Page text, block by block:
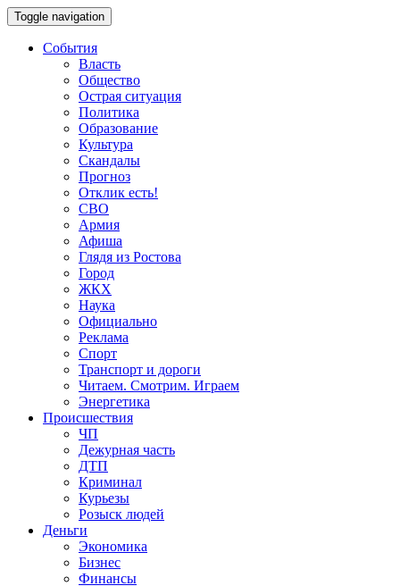
Toggle navigation
События
Власть
Общество
Острая ситуация
Политика
Образование
Культура
Скандалы
Прогноз
Отклик есть!
СВО
Армия
Афиша
Глядя из Ростова
Город
ЖКХ
Наука
Официально
Реклама
Спорт
Транспорт и дороги
Читаем. Смотрим. Играем
Энергетика
Происшествия
ЧП
Дежурная часть
ДТП
Криминал
Курьезы
Розыск людей
Деньги
Экономика
Бизнес
Финансы